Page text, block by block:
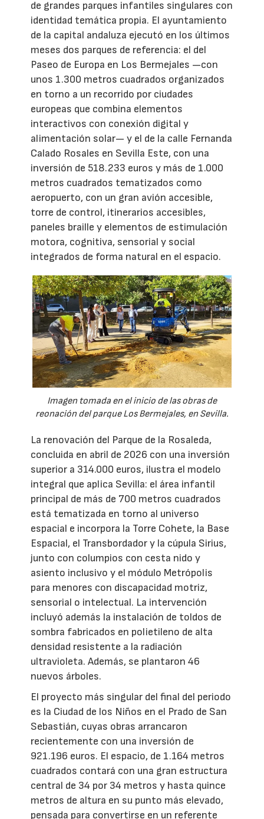
de grandes parques infantiles singulares con
identidad temática propia. El ayuntamiento
de la capital andaluza ejecutó en los últimos
meses dos parques de referencia: el del
Paseo de Europa en Los Bermejales —con
unos 1.300 metros cuadrados organizados
en torno a un recorrido por ciudades
europeas que combina elementos
interactivos con conexión digital y
alimentación solar— y el de la calle Fernanda
Calado Rosales en Sevilla Este, con una
inversión de 518.233 euros y más de 1.000
metros cuadrados tematizados como
aeropuerto, con un gran avión accesible,
torre de control, itinerarios accesibles,
paneles braille y elementos de estimulación
motora, cognitiva, sensorial y social
integrados de forma natural en el espacio.
Imagen tomada en el inicio de las obras de
reonación del parque Los Bermejales, en Sevilla.
La renovación del Parque de la Rosaleda,
concluida en abril de 2026 con una inversión
superior a 314.000 euros, ilustra el modelo
integral que aplica Sevilla: el área infantil
principal de más de 700 metros cuadrados
está tematizada en torno al universo
espacial e incorpora la Torre Cohete, la Base
Espacial, el Transbordador y la cúpula Sirius,
junto con columpios con cesta nido y
asiento inclusivo y el módulo Metrópolis
para menores con discapacidad motriz,
sensorial o intelectual. La intervención
incluyó además la instalación de toldos de
sombra fabricados en polietileno de alta
densidad resistente a la radiación
ultravioleta. Además, se plantaron 46
nuevos árboles.
El proyecto más singular del final del periodo
es la Ciudad de los Niños en el Prado de San
Sebastián, cuyas obras arrancaron
recientemente con una inversión de
921.196 euros. El espacio, de 1.164 metros
cuadrados contará con una gran estructura
central de 34 por 34 metros y hasta quince
metros de altura en su punto más elevado,
pensada para convertirse en un referente